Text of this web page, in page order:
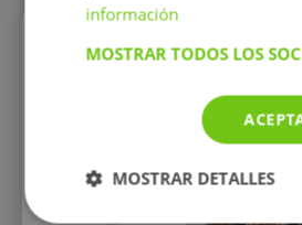
Perfiles vistos
información
MOSTRAR TODOS LOS
MOSTRAR DETALLES